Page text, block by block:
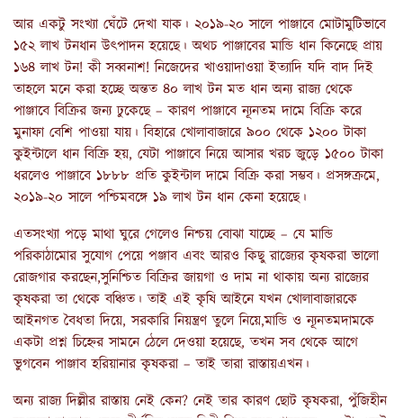
আর একটু সংখ্যা ঘেঁটে দেখা যাক। ২০১৯-২০ সালে পাঞ্জাবে মোটামুটিভাবে
১৫২ লাখ টনধান উৎপাদন হয়েছে। অথচ পাঞ্জাবের মান্ডি ধান কিনেছে প্রায়
১৬৪ লাখ টন! কী সব্বনাশ! নিজেদের খাওয়াদাওয়া ইত্যাদি যদি বাদ দিই
তাহলে মনে করা হচ্ছে অন্তত ৪০ লাখ টন মত ধান অন্য রাজ্য থেকে
পাঞ্জাবে বিক্রির জন্য ঢুকেছে – কারণ পাঞ্জাবে ন্যূনতম দামে বিক্রি করে
মুনাফা বেশি পাওয়া যায়। বিহারে খোলাবাজারে ৯০০ থেকে ১২০০ টাকা
কুইন্টালে ধান বিক্রি হয়, যেটা পাঞ্জাবে নিয়ে আসার খরচ জুড়ে ১৫০০ টাকা
ধরলেও পাঞ্জাবে ১৮৮৮ প্রতি কুইন্টাল দামে বিক্রি করা সম্ভব। প্রসঙ্গক্রমে,
২০১৯-২০ সালে পশ্চিমবঙ্গে ১৯ লাখ টন ধান কেনা হয়েছে।
এতসংখ্যা পড়ে মাথা ঘুরে গেলেও নিশ্চয় বোঝা যাচ্ছে – যে মান্ডি
পরিকাঠামোর সুযোগ পেয়ে পঞ্জাব এবং আরও কিছু রাজ্যের কৃষকরা ভালো
রোজগার করছেন,সুনিশ্চিত বিক্রির জায়গা ও দাম না থাকায় অন্য রাজ্যের
কৃষকরা তা থেকে বঞ্চিত। তাই এই কৃষি আইনে যখন খোলাবাজারকে
আইনগত বৈধতা দিয়ে, সরকারি নিয়ন্ত্রণ তুলে নিয়ে,মান্ডি ও ন্যূনতমদামকে
একটা প্রশ্ন চিহ্নের সামনে ঠেলে দেওয়া হয়েছে, তখন সব থেকে আগে
ভুগবেন পাঞ্জাব হরিয়ানার কৃষকরা – তাই তারা রাস্তায়এখন।
অন্য রাজ্য দিল্লীর রাস্তায় নেই কেন? নেই তার কারণ ছোট কৃষকরা, পুঁজিহীন